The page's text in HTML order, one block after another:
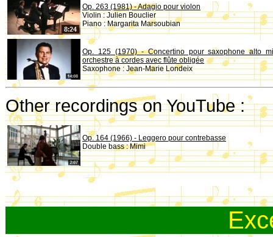
Op. 263 (1981) - Adagio pour violon
Violin : Julien Bouclier
Piano : Margarita Marsoubian
Op. 125 (1970) - Concertino pour saxophone alto
orchestre à cordes avec flûte obligée
Saxophone : Jean-Marie Londeix
Other recordings on YouTube :
Op. 164 (1966) - Leggero pour contrebasse
Double bass : Mimi